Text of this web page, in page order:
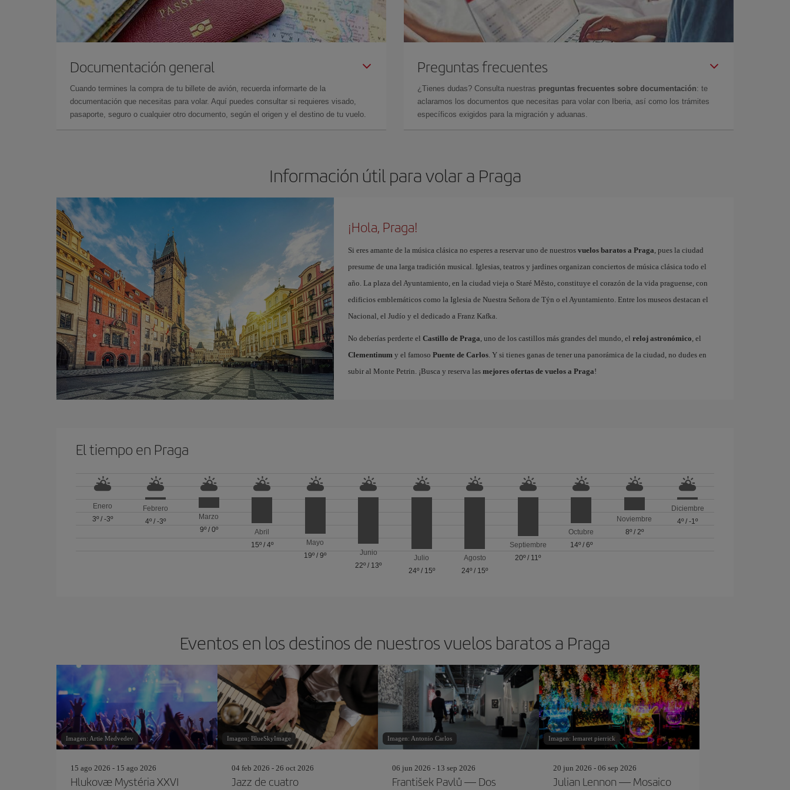
Documentación general
Cuando termines la compra de tu billete de avión, recuerda informarte de la
documentación que necesitas para volar. Aquí puedes consultar si requieres visado,
pasaporte, seguro o cualquier otro documento, según el origen y el destino de tu vuelo.
Preguntas frecuentes
¿Tienes dudas? Consulta nuestras preguntas frecuentes sobre documentación: te
aclaramos los documentos que necesitas para volar con Iberia, así como los trámites
específicos exigidos para la migración y aduanas.
Información útil para volar a Praga
¡Hola, Praga!
Si eres amante de la música clásica no esperes a reservar uno de nuestros vuelos baratos a Praga, pues la ciudad
presume de una larga tradición musical. Iglesias, teatros y jardines organizan conciertos de música clásica todo el
año. La plaza del Ayuntamiento, en la ciudad vieja o Staré Město, constituye el corazón de la vida praguense, con
edificios emblemáticos como la Iglesia de Nuestra Señora de Týn o el Ayuntamiento. Entre los museos destacan el
Nacional, el Judío y el dedicado a Franz Kafka.
No deberías perderte el Castillo de Praga, uno de los castillos más grandes del mundo, el reloj astronómico, el
Clementinumy el famoso Puente de Carlos. Y si tienes ganas de tener una panorámica de la ciudad, no dudes en
subir al Monte Petrin. ¡Busca y reserva las mejores ofertas de vuelos a Praga!
El tiempo en Praga
Enero
3º/ -3º
Febrero
4º /-3º
Marzo
9º/ 0º
Abril
15º/ 4º
Mayo
19º /9º
Junio
22º / 13º
Julio
24º/ 15º
Agosto
24º / 15º
Septiembre
20º / 11º
Octubre
14º/ 6º
Noviembre
8º/ 2º
Diciembre
4º /-1º
Eventos en los destinos de nuestros vuelos baratos a Praga
Imagen: Artie Medvedev
15 ago 2026 - 15 ago 2026
Hlukovæ Mystéria XXVI
Imagen: BlueSkyImage
04 feb 2026 - 26 oct 2026
Jazz de cuatro
Imagen: Antonio Carlos
06 jun 2026 - 13 sep 2026
František Pavlů — Dos
Imagen: lemaret pierrick
20 jun 2026 - 06 sep 2026
Julian Lennon — Mosaico